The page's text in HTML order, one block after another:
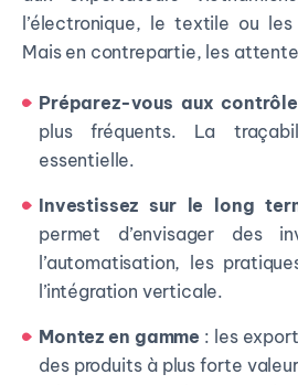
l’électronique, le textile ou
Mais en contrepartie, les
Préparez-vous aux
plus fréquents. La
essentielle.
Investissez sur le long
permet d’envisager des
l’automatisation, les
l’intégration verticale.
Montez en gamme : les
des produits à plus forte